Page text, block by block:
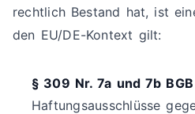
rechtlich Bestand hat, ist
den EU/DE-Kontext gilt:
§ 309 Nr. 7a und 7b BGB
Haftungsausschlüsse